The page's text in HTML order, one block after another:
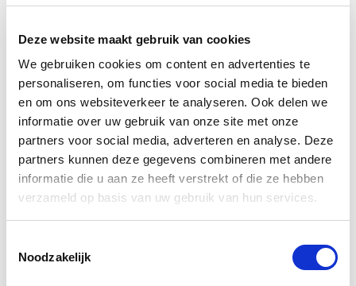
Deze website maakt gebruik van cookies
We gebruiken cookies om content en advertenties te
personaliseren, om functies voor social media te bieden
en om ons websiteverkeer te analyseren. Ook delen we
informatie over uw gebruik van onze site met onze
partners voor social media, adverteren en analyse. Deze
partners kunnen deze gegevens combineren met andere
informatie die u aan ze heeft verstrekt of die ze hebben
verzameld op basis van uw gebruik van hun services.
Noodzakelijk
TRM Myozol 200 ml